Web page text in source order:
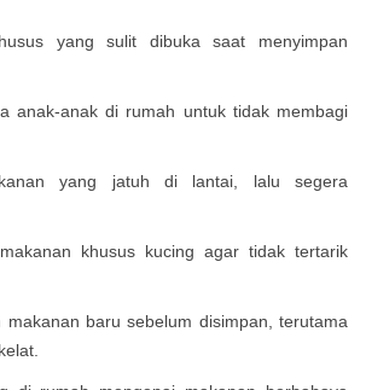
yang sulit dibuka saat menyimpan
anak-anak di rumah untuk tidak membagi
yang jatuh di lantai, lalu segera
khusus kucing agar tidak tertarik
makanan baru sebelum disimpan, terutama